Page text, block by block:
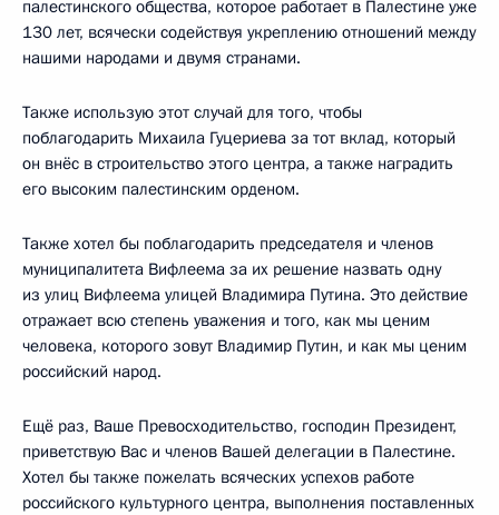
палестинского общества, которое работает в Палестине уже
130 лет, всячески содействуя укреплению отношений между
нашими народами и двумя странами.
Также использую этот случай для того, чтобы
поблагодарить Михаила Гуцериева за тот вклад, который
он внёс в строительство этого центра, а также наградить
его высоким палестинским орденом.
Также хотел бы поблагодарить председателя и членов
муниципалитета Вифлеема за их решение назвать одну
из улиц Вифлеема улицей Владимира Путина. Это действие
отражает всю степень уважения и того, как мы ценим
человека, которого зовут Владимир Путин, и как мы ценим
российский народ.
Ещё раз, Ваше Превосходительство, господин Президент,
приветствую Вас и членов Вашей делегации в Палестине.
Хотел бы также пожелать всяческих успехов работе
российского культурного центра, выполнения поставленных